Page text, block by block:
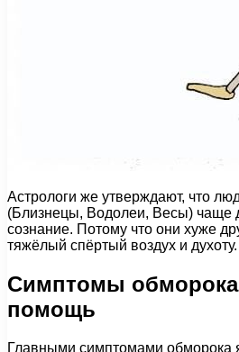
Астрологи же утверждают, что
(Близнецы, Водолеи, Весы) чаще
сознание. Потому что они хуже
тяжёлый спёртый воздух и духоту.
Симптомы обморока
помощь
Главными симптомами обморока